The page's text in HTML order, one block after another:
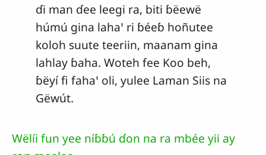
ɗi man ɗee leegi ra, biti ɓëewë
húmú gina lahaꞌ ri ɓéeɓ hoñutee
koloh suute teeriin, maanam gina
lahlay ɓaha. Woteh fee Koo beh,
ɓëyí fi fahaꞌ oli, yulee Laman Siis na
Gëwút.
Wëlíi fun yee níɓɓú ɗon na ra mbée yii ay